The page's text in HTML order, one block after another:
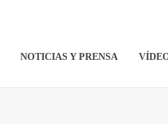
NOTICIAS Y PRENSA